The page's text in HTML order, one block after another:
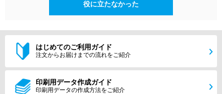
役に立たなかった
はじめてのご利用ガイド
注文からお届けまでの流れをご紹介
印刷用データ作成ガイド
印刷用データの作成方法をご紹介